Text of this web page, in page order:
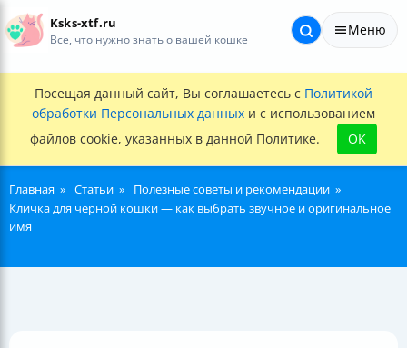
Ksks-xtf.ru
Все, что нужно знать о вашей кошке
Меню
Посещая данный сайт, Вы соглашаетесь с Политикой
обработки Персональных данных и с использованием
файлов cookie, указанных в данной Политике.
OK
Главная Статьи
Полезные советы и рекомендации
Кличка для черной кошки — как выбрать звучное и оригинальное
имя